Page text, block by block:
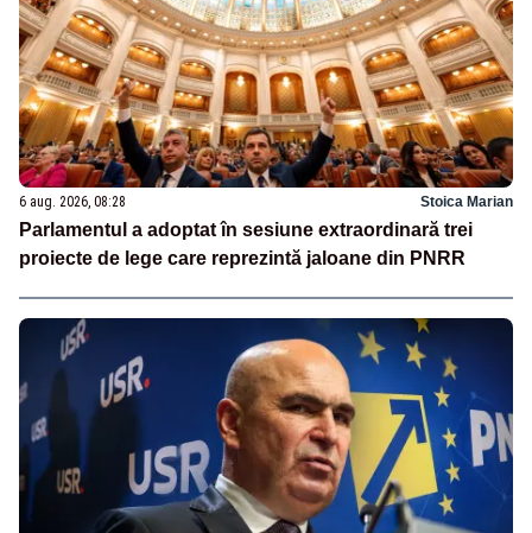
6 aug. 2026, 08:28 Stoica Marian
Parlamentul a adoptat în sesiune extraordinară trei
proiecte de lege care reprezintă jaloane din PNRR